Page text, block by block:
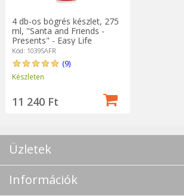
4 db-os bögrés készlet, 275
ml, "Santa and Friends -
Presents" - Easy Life
Kód: 1039SAFR
(9)
Készleten
11 240 Ft
Üzletek
Információk